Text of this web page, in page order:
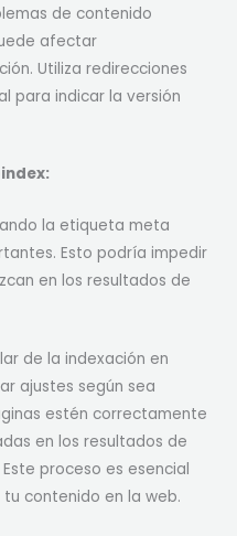
de contenido
afectar
Utiliza redirecciones
para indicar la versión
la etiqueta meta
Esto podría impedir
en los resultados de
de la indexación en
ajustes según sea
estén correctamente
en los resultados de
proceso es esencial
contenido en la web.